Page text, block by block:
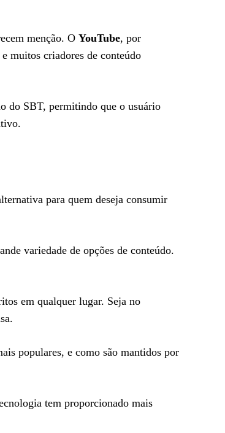
menção. O YouTube, por
muitos criadores de conteúdo
do SBT, permitindo que o usuário
para quem deseja consumir
variedade de opções de conteúdo.
em qualquer lugar. Seja no
populares, e como são mantidos por
tem proporcionado mais